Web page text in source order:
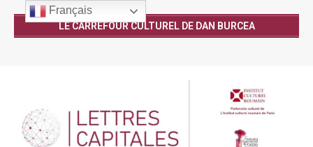
LE CARREFOUR CULTUREL DE DAN BURCEA
Français